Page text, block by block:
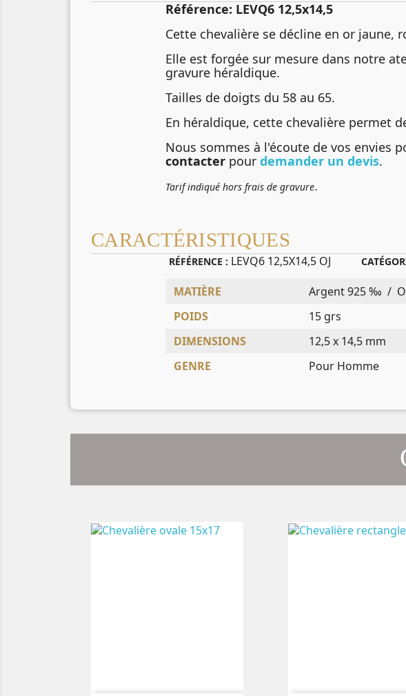
Référence: LEVQ6 12,5x14,5
Cette chevalière se décline en or
Elle est forgée sur mesure dans notre
gravure héraldique.
Tailles de doigts du 58 au 65.
En héraldique, cette chevalière permet
Nous sommes à l'écoute de vos envies
contacter pour demander un devis.
Tarif indiqué hors frais de gravure.
CARACTÉRISTIQUES
RÉFÉRENCE : LEVQ6 12,5X14,5 OJ
MATIÈRE
Argent 925 ‰ /
POIDS
15 grs
DIMENSIONS
12,5 x 14,5 mm
GENRE
Pour Homme